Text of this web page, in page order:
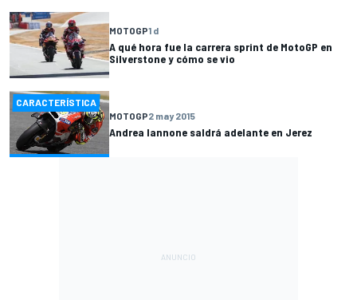
MOTOGP1 d
A qué hora fue la carrera sprint de MotoGP en
Silverstone y cómo se vio
CARACTERÍSTICA
MOTOGP2 may 2015
Andrea Iannone saldrá adelante en Jerez